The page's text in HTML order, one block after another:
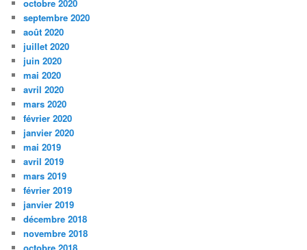
octobre 2020
septembre 2020
août 2020
juillet 2020
juin 2020
mai 2020
avril 2020
mars 2020
février 2020
janvier 2020
mai 2019
avril 2019
mars 2019
février 2019
janvier 2019
décembre 2018
novembre 2018